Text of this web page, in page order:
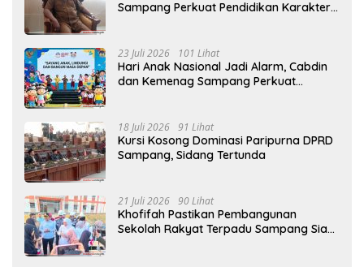
Sampang Perkuat Pendidikan Karakter
23 Juli 2026 101 Lihat
Hari Anak Nasional Jadi Alarm, Cabdin
dan Kemenag Sampang Perkuat
18 Juli 2026 91 Lihat
Kursi Kosong Dominasi Paripurna DPRD
Sampang, Sidang Tertunda
21 Juli 2026 90 Lihat
Khofifah Pastikan Pembangunan
Sekolah Rakyat Terpadu Sampang Siap